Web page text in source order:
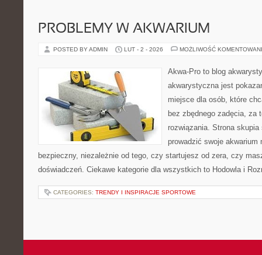
PROBLEMY W AKWARIUM
POSTED BY ADMIN LUT - 2 - 2026 MOŻLIWOŚĆ
Akwa-Pro to blog
akwarystyczna jest
miejsce dla osób, które
bez zbędnego zadęcia, za
rozwiązania. Strona
prowadzić swoje akwarium
bezpieczny, niezależnie od tego, czy startujesz od zera, czy
doświadczeń. Ciekawe kategorie dla wszystkich to Hodowla i
CATEGORIES: TRENDY I INSPIRACJE SPORTOWE